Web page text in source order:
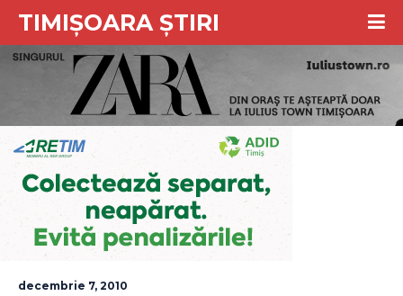
TIMIȘOARA ȘTIRI
decembrie 7, 2010